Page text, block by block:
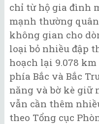
chỉ từ hộ gia đình
mạnh thường
không gian cho
loại bỏ nhiều đập
hoạch lại 9.078
phía Bắc và Bắc
năng và bờ kè giữ
vẫn cần thêm
theo Tổng cục